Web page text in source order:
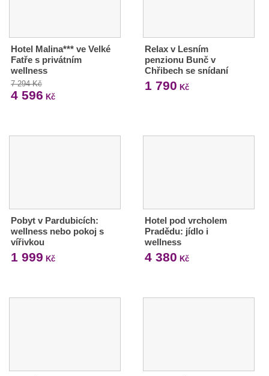
Hotel Malina*** ve Velké
Fatře s privátním
wellness
7 294 Kč
4 596 Kč
Relax v Lesním
penzionu Bunč v
Chřibech se snídaní
1 790 Kč
Pobyt v Pardubicích:
wellness nebo pokoj s
vířivkou
1 999 Kč
Hotel pod vrcholem
Pradědu: jídlo i
wellness
4 380 Kč